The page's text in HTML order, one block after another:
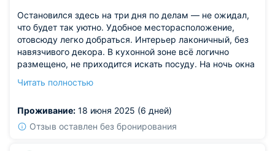
Остановился здесь на три дня по делам — не ожидал,
что будет так уютно. Удобное месторасположение,
отовсюду легко добраться. Интерьер лаконичный, без
навязчивого декора. В кухонной зоне всё логично
размещено, не приходится искать посуду. На ночь окна
что помещение новое — всё свежее, ухоженное. Радует
моментально.
Из недостатков: стул за рабочим столом расшатан.
Читать полностью
Проживание: 18 июня 2025 (6 дней)
Отзыв оставлен без бронирования